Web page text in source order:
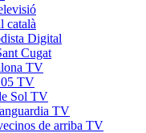
català
Digital
Cugat
TV
TV
Sol TV
TV
de arriba TV